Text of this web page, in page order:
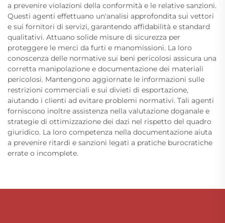
a prevenire violazioni della conformità e le relative sanzioni.
Questi agenti effettuano un'analisi approfondita sui vettori
e sui fornitori di servizi, garantendo affidabilità e standard
qualitativi. Attuano solide misure di sicurezza per
proteggere le merci da furti e manomissioni. La loro
conoscenza delle normative sui beni pericolosi assicura una
corretta manipolazione e documentazione dei materiali
pericolosi. Mantengono aggiornate le informazioni sulle
restrizioni commerciali e sui divieti di esportazione,
aiutando i clienti ad evitare problemi normativi. Tali agenti
forniscono inoltre assistenza nella valutazione doganale e
strategie di ottimizzazione dei dazi nel rispetto del quadro
giuridico. La loro competenza nella documentazione aiuta
a prevenire ritardi e sanzioni legati a pratiche burocratiche
errate o incomplete.